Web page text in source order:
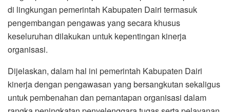
publik agar berjalan lebih baik lagi.
“Jabatan adalah amanah, untuk itu kepada pejabat yang
baru dilantik dan diambil sumpah, saya ucapkan selamat
bekerja kiranya saudara/i mampu menunjukkan prestasi
kerja sebaik-baiknya”, ujar Bupati.
Kepada pejabat yang mendapatkan rotasi, Bupati Dairi
mengucapkan terimakasih atas kontribusi yang dilakukan